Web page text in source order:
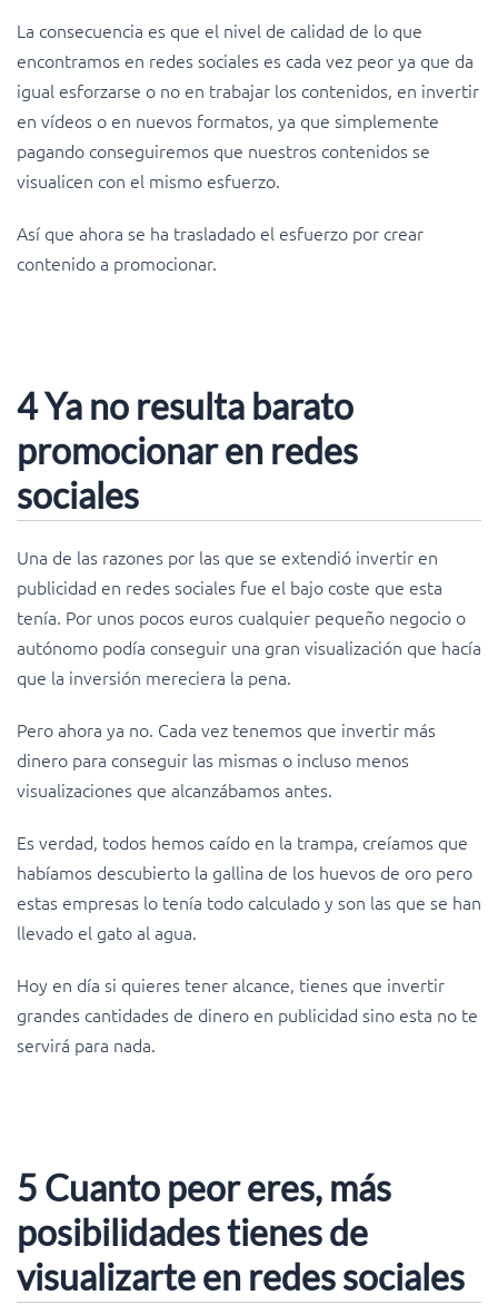
La consecuencia es que el nivel de calidad de lo que
encontramos en redes sociales es cada vez peor ya que da
igual esforzarse o no en trabajar los contenidos, en invertir
en vídeos o en nuevos formatos, ya que simplemente
pagando conseguiremos que nuestros contenidos se
visualicen con el mismo esfuerzo.
Así que ahora se ha trasladado el esfuerzo por crear
contenido a promocionar.
4 Ya no resulta barato
promocionar en redes
sociales
Una de las razones por las que se extendió invertir en
publicidad en redes sociales fue el bajo coste que esta
tenía. Por unos pocos euros cualquier pequeño negocio o
autónomo podía conseguir una gran visualización que hacía
que la inversión mereciera la pena.
Pero ahora ya no. Cada vez tenemos que invertir más
dinero para conseguir las mismas o incluso menos
visualizaciones que alcanzábamos antes.
Es verdad, todos hemos caído en la trampa, creíamos que
habíamos descubierto la gallina de los huevos de oro pero
estas empresas lo tenía todo calculado y son las que se han
llevado el gato al agua.
Hoy en día si quieres tener alcance, tienes que invertir
grandes cantidades de dinero en publicidad sino esta no te
servirá para nada.
5 Cuanto peor eres, más
posibilidades tienes de
visualizarte en redes sociales